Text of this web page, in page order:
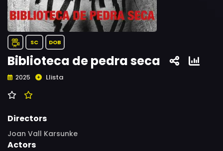
SC DOB
Biblioteca de pedra seca
2025 Llista
Directors
Joan Vall Karsunke
Actors